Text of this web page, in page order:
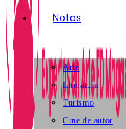
Notas
Arte
Literatura
Turismo
Cine de autor